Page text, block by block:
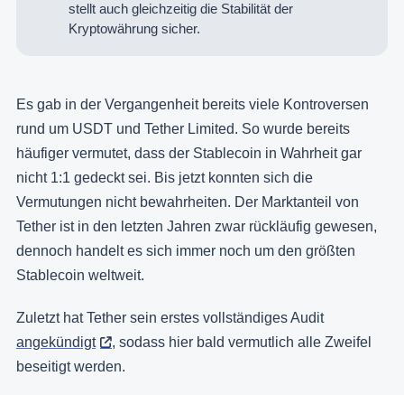
stellt auch gleichzeitig die Stabilität der
Kryptowährung sicher.
Es gab in der Vergangenheit bereits viele Kontroversen
rund um USDT und Tether Limited. So wurde bereits
häufiger vermutet, dass der Stablecoin in Wahrheit gar
nicht 1:1 gedeckt sei. Bis jetzt konnten sich die
Vermutungen nicht bewahrheiten. Der Marktanteil von
Tether ist in den letzten Jahren zwar rückläufig gewesen,
dennoch handelt es sich immer noch um den größten
Stablecoin weltweit.
Zuletzt hat Tether sein erstes vollständiges Audit
angekündigt
, sodass hier bald vermutlich alle Zweifel
beseitigt werden.